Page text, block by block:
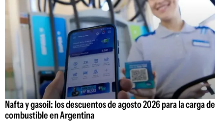
Nafta y gasoil: los descuentos de agosto 2026 para la carga de
combustible en Argentina